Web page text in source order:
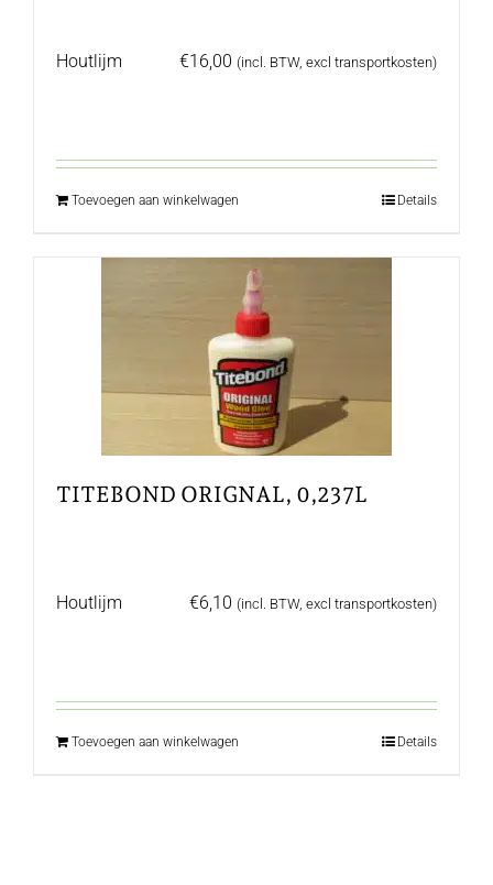
Houtlijm €16,00 (incl. BTW, excl transportkosten)
Toevoegen aan winkelwagen Details
TITEBOND ORIGNAL, 0,237L
Houtlijm €6,10 (incl. BTW, excl transportkosten)
Toevoegen aan winkelwagen Details